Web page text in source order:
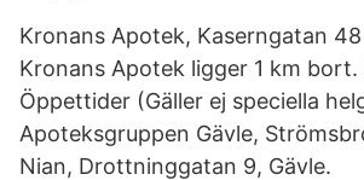
Kronans Apotek, Kaserngatan 48
Kronans Apotek ligger 1 km bort.
Öppettider (Gäller ej speciella
Apoteksgruppen Gävle,
Nian, Drottninggatan 9, Gävle.